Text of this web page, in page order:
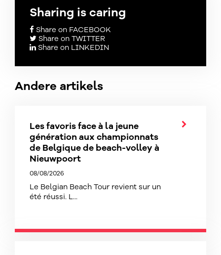
Sharing is caring
Share on FACEBOOK
Share on TWITTER
Share on LINKEDIN
Andere artikels
Les favoris face à la jeune
génération aux championnats
de Belgique de beach-volley à
Nieuwpoort
08/08/2026
Le Belgian Beach Tour revient sur un
été réussi. L...